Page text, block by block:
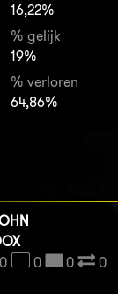
16,22%
% gelijk
19%
% verloren
64,86%
0
0 0 0